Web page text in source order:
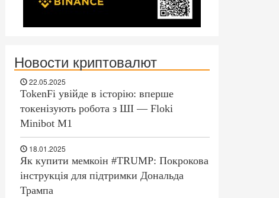
Новости криптовалют
22.05.2025
TokenFi увійде в історію: вперше
токенізують робота з ШІ — Floki
Minibot M1
18.01.2025
Як купити мемкоін #TRUMP: Покрокова
інструкція для підтримки Дональда
Трампа